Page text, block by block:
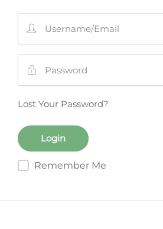
Lost Your Password?
Remember Me